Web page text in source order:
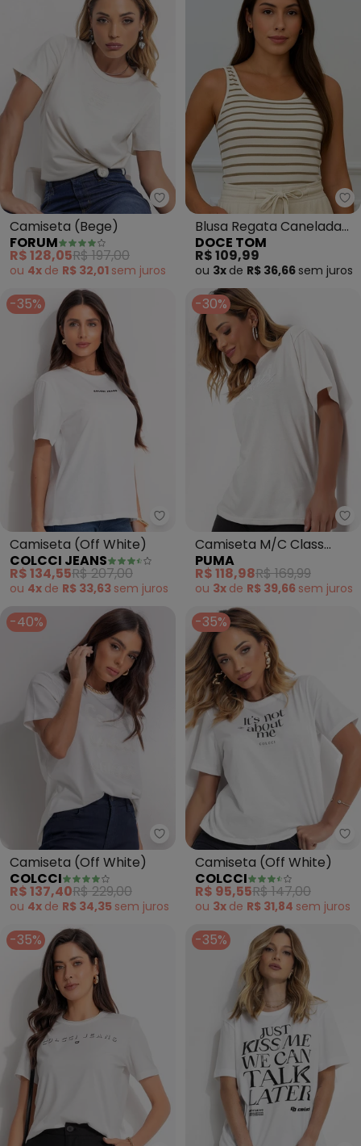
Forum - Camiseta (Bege)
Camiseta (Bege)
FORUM
R$ 128,05R$ 197,00
ou 4x de R$ 32,01 sem juros
Blusa Regata Canelada
Listrada ( Listras Bege)
DOCE TOM
R$ 109,99
ou 3x de R$ 36,66 sem juros
-35%
Colcci Jeans - Camiseta (Off
Camiseta (Off White)
COLCCI JEANS
R$ 134,55R$ 207,00
ou 4x de R$ 33,63 sem juros
-30%
Camiseta M/C Class
Relaxed Tee (Bege)
PUMA
R$ 118,98R$ 169,99
ou 3x de R$ 39,66 sem juros
-40%
Colcci - Camiseta (Off White)
Camiseta (Off White)
COLCCI
R$ 137,40R$ 229,00
ou 4x de R$ 34,35 sem juros
-35%
Camiseta (Off White)
COLCCI
R$ 95,55R$ 147,00
ou 3x de R$ 31,84 sem juros
-35% -35%